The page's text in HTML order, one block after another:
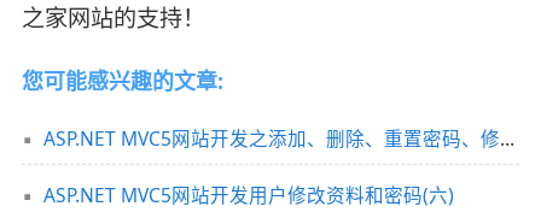
之家网站的支持！
您可能感兴趣的文章:
ASP.NET MVC5网站开发之添加、删除、重置密码、修改密码、列表浏览管理员篇2(六)
ASP.NET MVC5网站开发用户修改资料和密码(六)